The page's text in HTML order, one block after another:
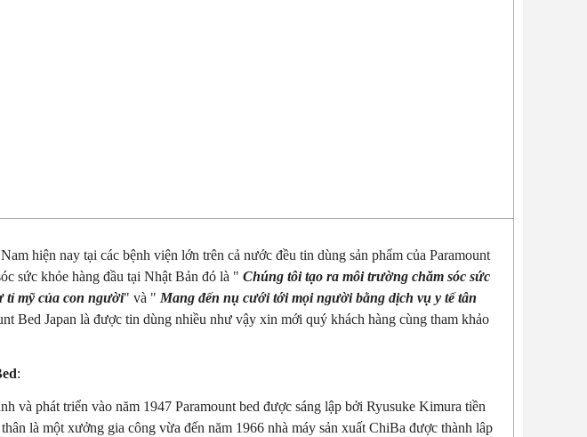
hiện nay tại các bệnh viện lớn trên cả nước đều tin dùng sản phẩm của Paramount
sức khỏe hàng đầu tại Nhật Bản đó là "Chúng tôi tạo ra môi trường chăm sóc sức
tỉ mỹ của con người" và " Mang đến nụ cưới tới mọi người bằng dịch vụ y tế tân
Bed Japan là được tin dùng nhiều như vậy xin mới quý khách hàng cùng tham khảo
:
và phát triển vào năm 1947 Paramount bed được sáng lập bởi Ryusuke Kimura tiền
là một xưởng gia công vừa đến năm 1966 nhà máy sản xuất ChiBa được thành lâp